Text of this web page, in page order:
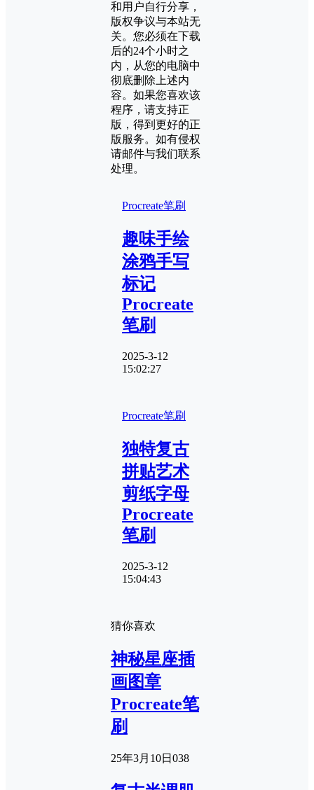
和用户自行分享，
版权争议与本站无
关。您必须在下载
后的24个小时之
内，从您的电脑中
彻底删除上述内
容。如果您喜欢该
程序，请支持正
版，得到更好的正
版服务。如有侵权
请邮件与我们联系
处理。
Procreate笔刷
趣味手绘
涂鸦手写
标记
Procreate
笔刷
2025-3-12
15:02:27
Procreate笔刷
独特复古
拼贴艺术
剪纸字母
Procreate
笔刷
2025-3-12
15:04:43
猜你喜欢
神秘星座插
画图章
Procreate笔
刷
25年3月10日 038